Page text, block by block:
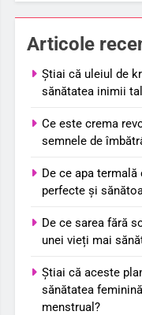
Articole
Știai că uleiul de
sănătatea inimii
Ce este crema
semnele de
De ce apa
perfecte și
De ce sarea fără
unei vieți mai
Știai că aceste
sănătatea
menstrual?